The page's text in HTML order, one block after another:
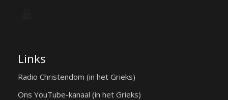
Links
Radio Christendom (in het Grieks)
Ons YouTube-kanaal (in het Grieks)